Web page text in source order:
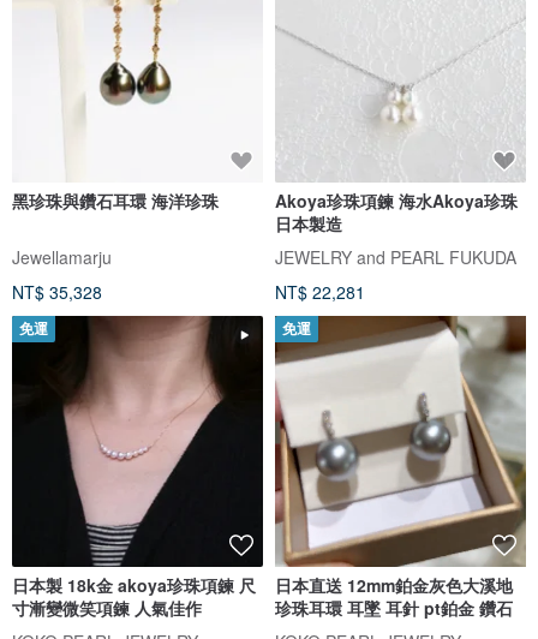
黑珍珠與鑽石耳環 海洋珍珠
Jewellamarju
NT$ 35,328
Akoya珍珠項鍊 海水Akoya珍珠
日本製造
JEWELRY and PEARL FUKUDA
NT$ 22,281
免運
日本製 18k金 akoya珍珠項鍊 尺
寸漸變微笑項鍊 人氣佳作
免運
日本直送 12mm鉑金灰色大溪地
珍珠耳環 耳墜 耳針 pt鉑金 鑽石